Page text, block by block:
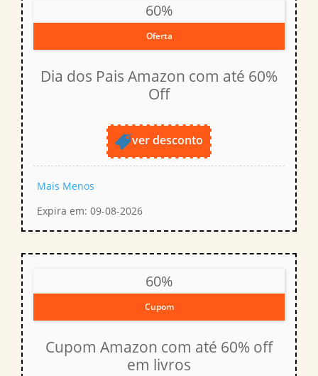
60%
Oferta
Dia dos Pais Amazon com até 60%
Off
ver desconto
Mais Menos
Expira em: 09-08-2026
60%
Cupom
Cupom Amazon com até 60% off
em livros